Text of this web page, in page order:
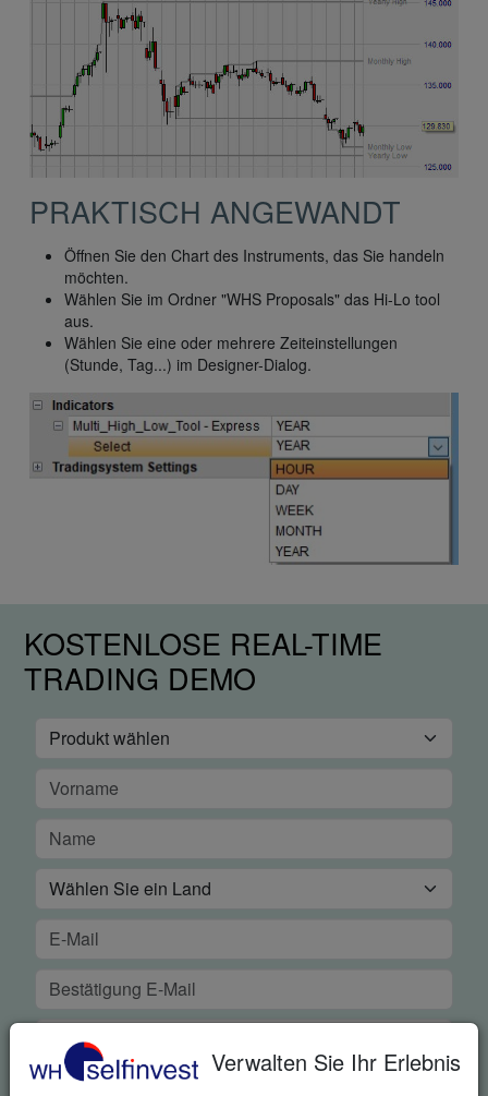
PRAKTISCH ANGEWANDT
Öffnen Sie den Chart des Instruments, das Sie handeln
möchten.
Wählen Sie im Ordner "WHS Proposals" das Hi-Lo tool
aus.
Wählen Sie eine oder mehrere Zeiteinstellungen
(Stunde, Tag...) im Designer-Dialog.
Verwalten Sie Ihr Erlebnis
KOSTENLOSE REAL-TIME
TRADING DEMO